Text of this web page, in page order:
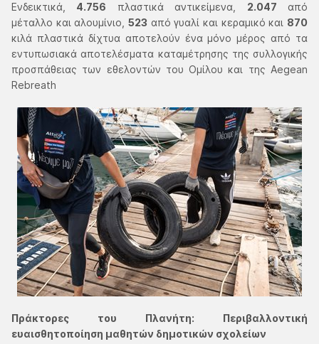
Ενδεικτικά, 4.756 πλαστικά αντικείμενα, 2.047 από
μέταλλο και αλουμίνιο, 523 από γυαλί και κεραμικό και 870
κιλά πλαστικά δίχτυα αποτελούν ένα μόνο μέρος από τα
εντυπωσιακά αποτελέσματα καταμέτρησης της συλλογικής
προσπάθειας των εθελοντών του Ομίλου και της Aegean
Rebreath
Πράκτορες του Πλανήτη: Περιβαλλοντική
ευαισθητοποίηση μαθητών δημοτικών σχολείων